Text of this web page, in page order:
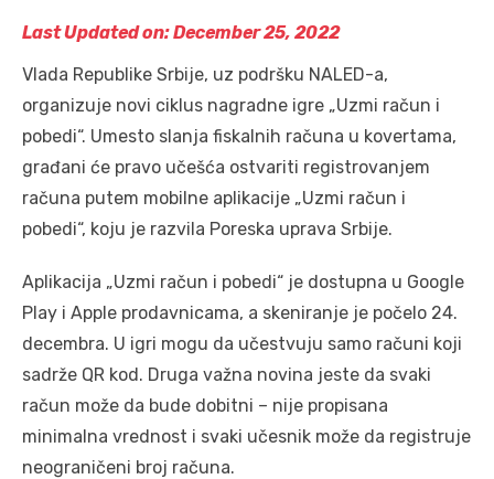
Last Updated on: December 25, 2022
Vlada Republike Srbije, uz podršku NALED-a,
organizuje novi ciklus nagradne igre „Uzmi račun i
pobedi“. Umesto slanja fiskalnih računa u kovertama,
građani će pravo učešća ostvariti registrovanjem
računa putem mobilne aplikacije „Uzmi račun i
pobedi“, koju je razvila Poreska uprava Srbije.
Aplikacija „Uzmi račun i pobedi“ je dostupna u Google
Play i Apple prodavnicama, a skeniranje je počelo 24.
decembra. U igri mogu da učestvuju samo računi koji
sadrže QR kod. Druga važna novina jeste da svaki
račun može da bude dobitni – nije propisana
minimalna vrednost i svaki učesnik može da registruje
neograničeni broj računa.